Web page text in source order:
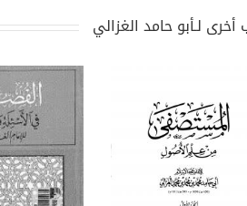
لـأبو حامد الغزالي